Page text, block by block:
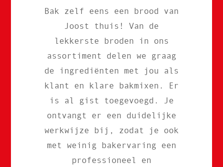
Bak zelf eens een brood van
Joost thuis! Van de
lekkerste broden in ons
assortiment delen we graag
de ingrediënten met jou als
klant en klare bakmixen. Er
is al gist toegevoegd. Je
ontvangt er een duidelijke
werkwijze bij, zodat je ook
met weinig bakervaring een
professioneel en